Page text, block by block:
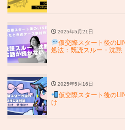
2025年5月21日
仮交際スタート後の
処法：既読スルー・沈黙
2025年5月16日
仮交際スタート後の
け